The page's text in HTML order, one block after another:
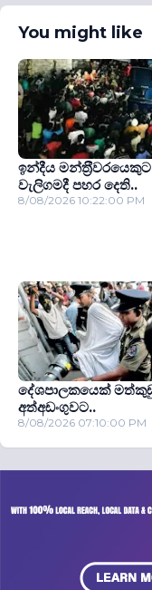
You might like
ඉන්දීය මන්ත‍්‍රීවරයෙකුට
වැලිගමදී පහර දෙති..
8/08/2026 10:22:00 PM
දේශපාලකයෙක්
අත්අඩංගුවට..
8/08/2026 07:10:00 PM